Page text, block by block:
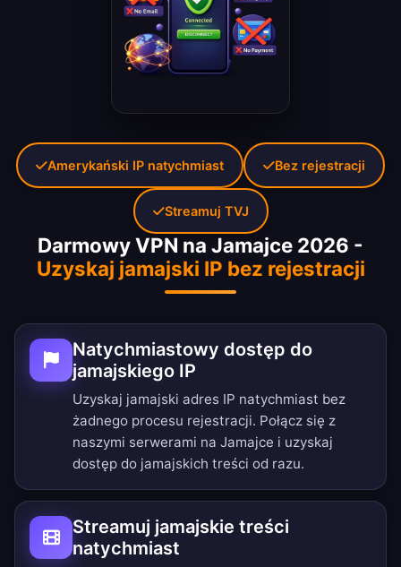
Darmowy VPN na Jamajce 2026 -
Uzyskaj jamajski IP bez rejestracji
Natychmiastowy dostęp do
jamajskiego IP
Uzyskaj jamajski adres IP natychmiast bez
żadnego procesu rejestracji. Połącz się z
naszymi serwerami na Jamajce i uzyskaj
dostęp do jamajskich treści od razu.
Streamuj jamajskie treści
natychmiast
Amerykański IP natychmiast Bez rejestracji
Streamuj TVJ